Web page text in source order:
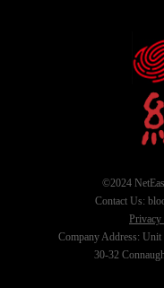
©2024
Contact Us:
Privacy
Company Address:
30-32